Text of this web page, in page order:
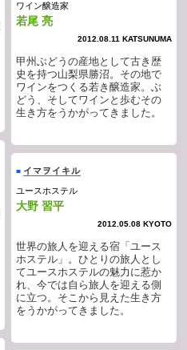
ワイン醸造家
若尾 亮
2012.08.11 KATSUNUMA
甲州ぶどうの産地として古き歴
史を持つ山梨県勝沼。その地で
ワインをつくる若き醸造家。ぶ
どう、そしてワインと歩むその
生き方をうかがってきました。
■ イマヲイキル
ユースホステル
大野 習平
2012.05.08 KYOTO
世界の旅人を迎える宿「ユース
ホステル」。ひとりの旅人とし
てユースホステルの魅力に惹か
れ、今では自ら旅人を迎える側
に立つ。そこから見えた生き方
をうかがってきました。